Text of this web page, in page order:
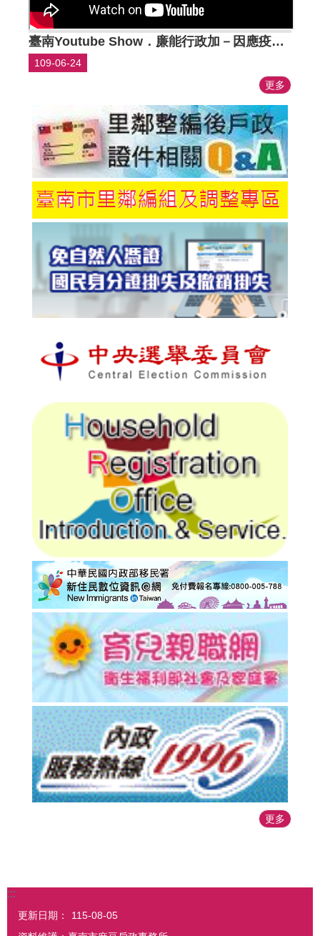
臺南Youtube Show．廉能行政加－因應疫情擴大急難紓困方案
109-06-24
更多
更多
:::
更新日期：
115-08-05